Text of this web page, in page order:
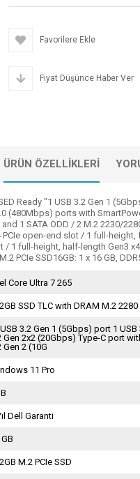
Favorilere Ekle
Fiyat Düşünce Haber Ver
ÜRÜN ÖZELLIKLERI
Ready "1 USB 3.2 Gen 1
ports with
1 SATA ODD / 2 M.2 2230/
open-end slot / 1 full-
/ 1 full-height, half-length
PCIe SSD16GB: 1 x 16 GB,
Core Ultra 7 265
SSD TLC with DRAM M.2 2280
3.2 Gen 1 (5Gbps) port 1
Gen 2x2 (20Gbps) Type-C port
Gen 2 (10G
11 Pro
Dell Garanti
M.2 PCIe SSD